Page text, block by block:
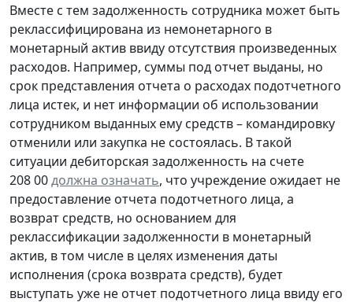
Вместе с тем задолженность сотрудника может быть
реклассифицирована из немонетарного в
монетарный актив ввиду отсутствия произведенных
расходов. Например, суммы под отчет выданы, но
срок представления отчета о расходах подотчетного
лица истек, и нет информации об использовании
сотрудником выданных ему средств – командировку
отменили или закупка не состоялась. В такой
ситуации дебиторская задолженность на счете
208 00должна означать, что учреждение ожидает не
предоставление отчета подотчетного лица, а
возврат средств, но основанием для
реклассификации задолженности в монетарный
актив, в том числе в целях изменения даты
исполнения (срока возврата средств), будет
выступать уже не отчет подотчетного лица ввиду его